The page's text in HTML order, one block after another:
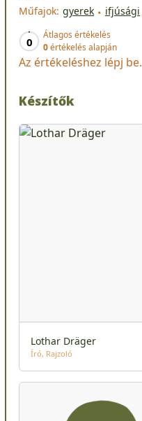
Műfajok: gyerek ifjúsági
0
Átlagos értékelés
0értékelés alapján
Az értékeléshez lépj be.
Készítők
Lothar Dräger
Író Rajzoló